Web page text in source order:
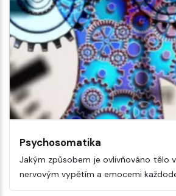
Psychosomatika
Jakým způsobem je ovlivňováno tělo
nervovým vypětím a emocemi